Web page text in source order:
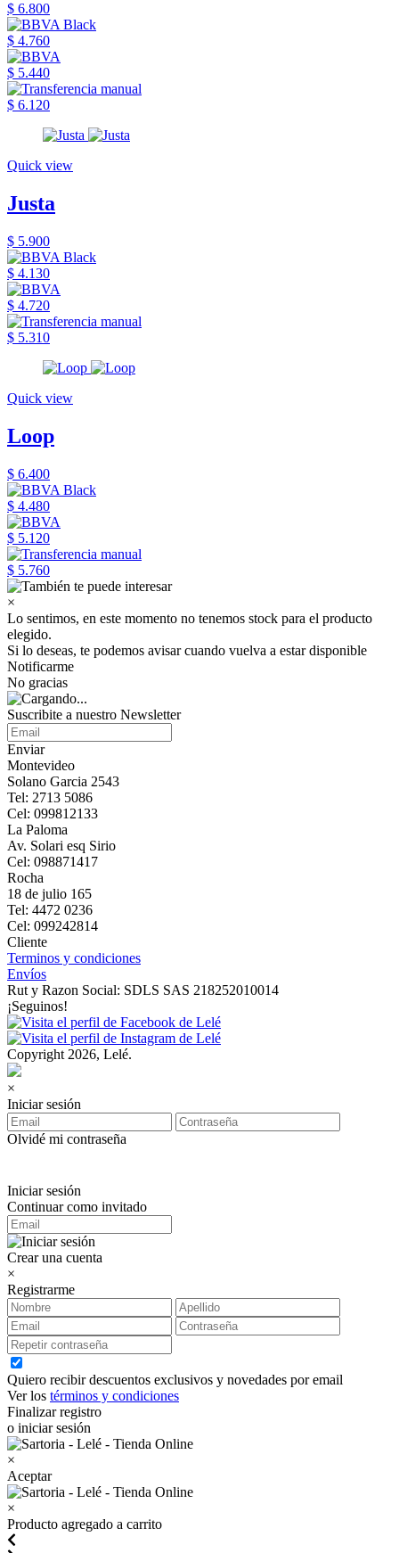
$ 6.800
$ 4.760
$ 5.440
$ 6.120
Quick view
Justa
$ 5.900
$ 4.130
$ 4.720
$ 5.310
Quick view
Loop
$ 6.400
$ 4.480
$ 5.120
$ 5.760
×
Lo sentimos, en este momento no tenemos stock para el producto
elegido.
Si lo deseas, te podemos avisar cuando vuelva a estar disponible
Notificarme
No gracias
Suscribite a nuestro Newsletter
Enviar
Montevideo
Solano Garcia 2543
Tel: 2713 5086
Cel: 099812133
La Paloma
Av. Solari esq Sirio
Cel: 098871417
Rocha
18 de julio 165
Tel: 4472 0236
Cel: 099242814
Cliente
Terminos y condiciones
Envíos
Rut y Razon Social: SDLS SAS 218252010014
¡Seguinos!
Copyright 2026, Lelé.
×
Iniciar sesión
Olvidé mi contraseña
Iniciar sesión
Continuar como invitado
Crear una cuenta
×
Registrarme
Quiero recibir descuentos exclusivos y novedades por email
Ver los términos y condiciones
Finalizar registro
o iniciar sesión
×
Aceptar
×
Producto agregado a carrito